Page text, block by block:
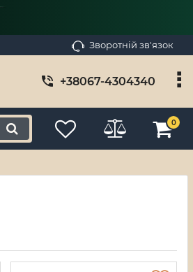
Зворотній зв'язок
+38067-4304340
0